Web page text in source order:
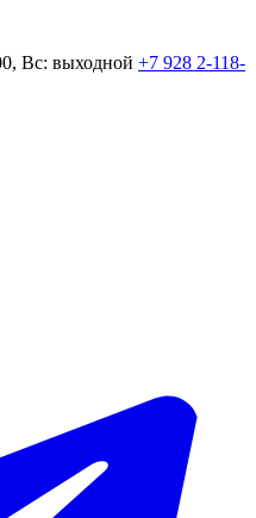
Bc: выходной +7 928 2-118-